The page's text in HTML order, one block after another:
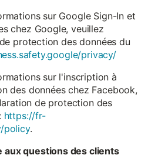
sur Google Sign-In et
chez Google, veuillez
protection des données du
privacy/
sur l'inscription à
des données chez Facebook,
de protection des
https://fr-
policy.
questions des clients